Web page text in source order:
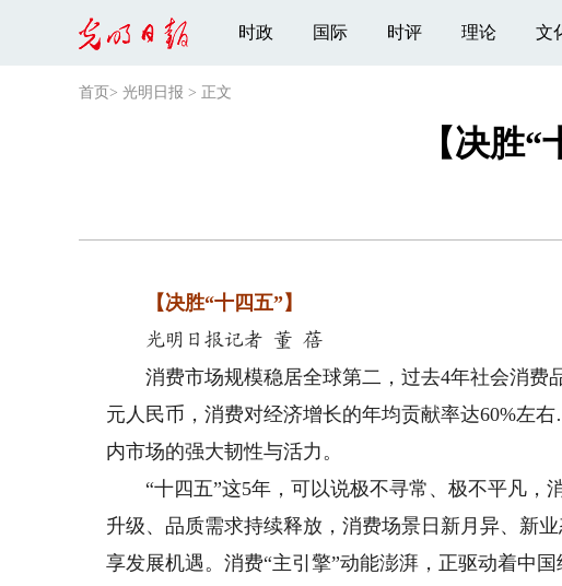
时政 国际 时评 理论 文
首页 > 光明日报 > 正文
【决胜
【决胜“十四五”】
光明日报记者 董 蓓
消费市场规模稳居全球第二，过去4年社会消费
元人民币，消费对经济增长的年均贡献率达60%左
内市场的强大韧性与活力。
“十四五”这5年，可以说极不寻常、极不平凡，
升级、品质需求持续释放，消费场景日新月异、新
享发展机遇。消费“主引擎”动能澎湃，正驱动着中